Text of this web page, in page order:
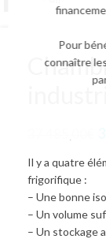
Pour
connaître
Il y a quatre
frigorifique :
– Une bonne
– Un volume
– Un stockage